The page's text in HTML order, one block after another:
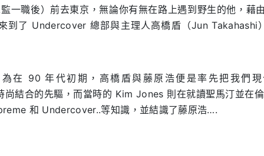
一職後）前去東京，無論你有無在路上遇到野生的他，藉
到了 Undercover 總部與主理人高橋盾（Jun Takahashi
在 90 年代初期，高橋盾與藤原浩便是率先把我們
結合的先驅，而當時的 Kim Jones 則在就讀聖馬汀並在
和 Undercover..等知識，並結識了藤原浩….